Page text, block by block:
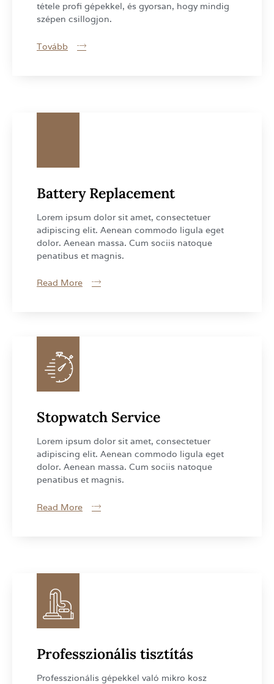
tétele profi gépekkel, és gyorsan, hogy mindig
szépen csillogjon.
Tovább
Battery Replacement
Lorem ipsum dolor sit amet, consectetuer
adipiscing elit. Aenean commodo ligula eget
dolor. Aenean massa. Cum sociis natoque
penatibus et magnis.
Read More
Stopwatch Service
Lorem ipsum dolor sit amet, consectetuer
adipiscing elit. Aenean commodo ligula eget
dolor. Aenean massa. Cum sociis natoque
penatibus et magnis.
Read More
Professzionális tisztítás
Professzionális gépekkel való mikro kosz